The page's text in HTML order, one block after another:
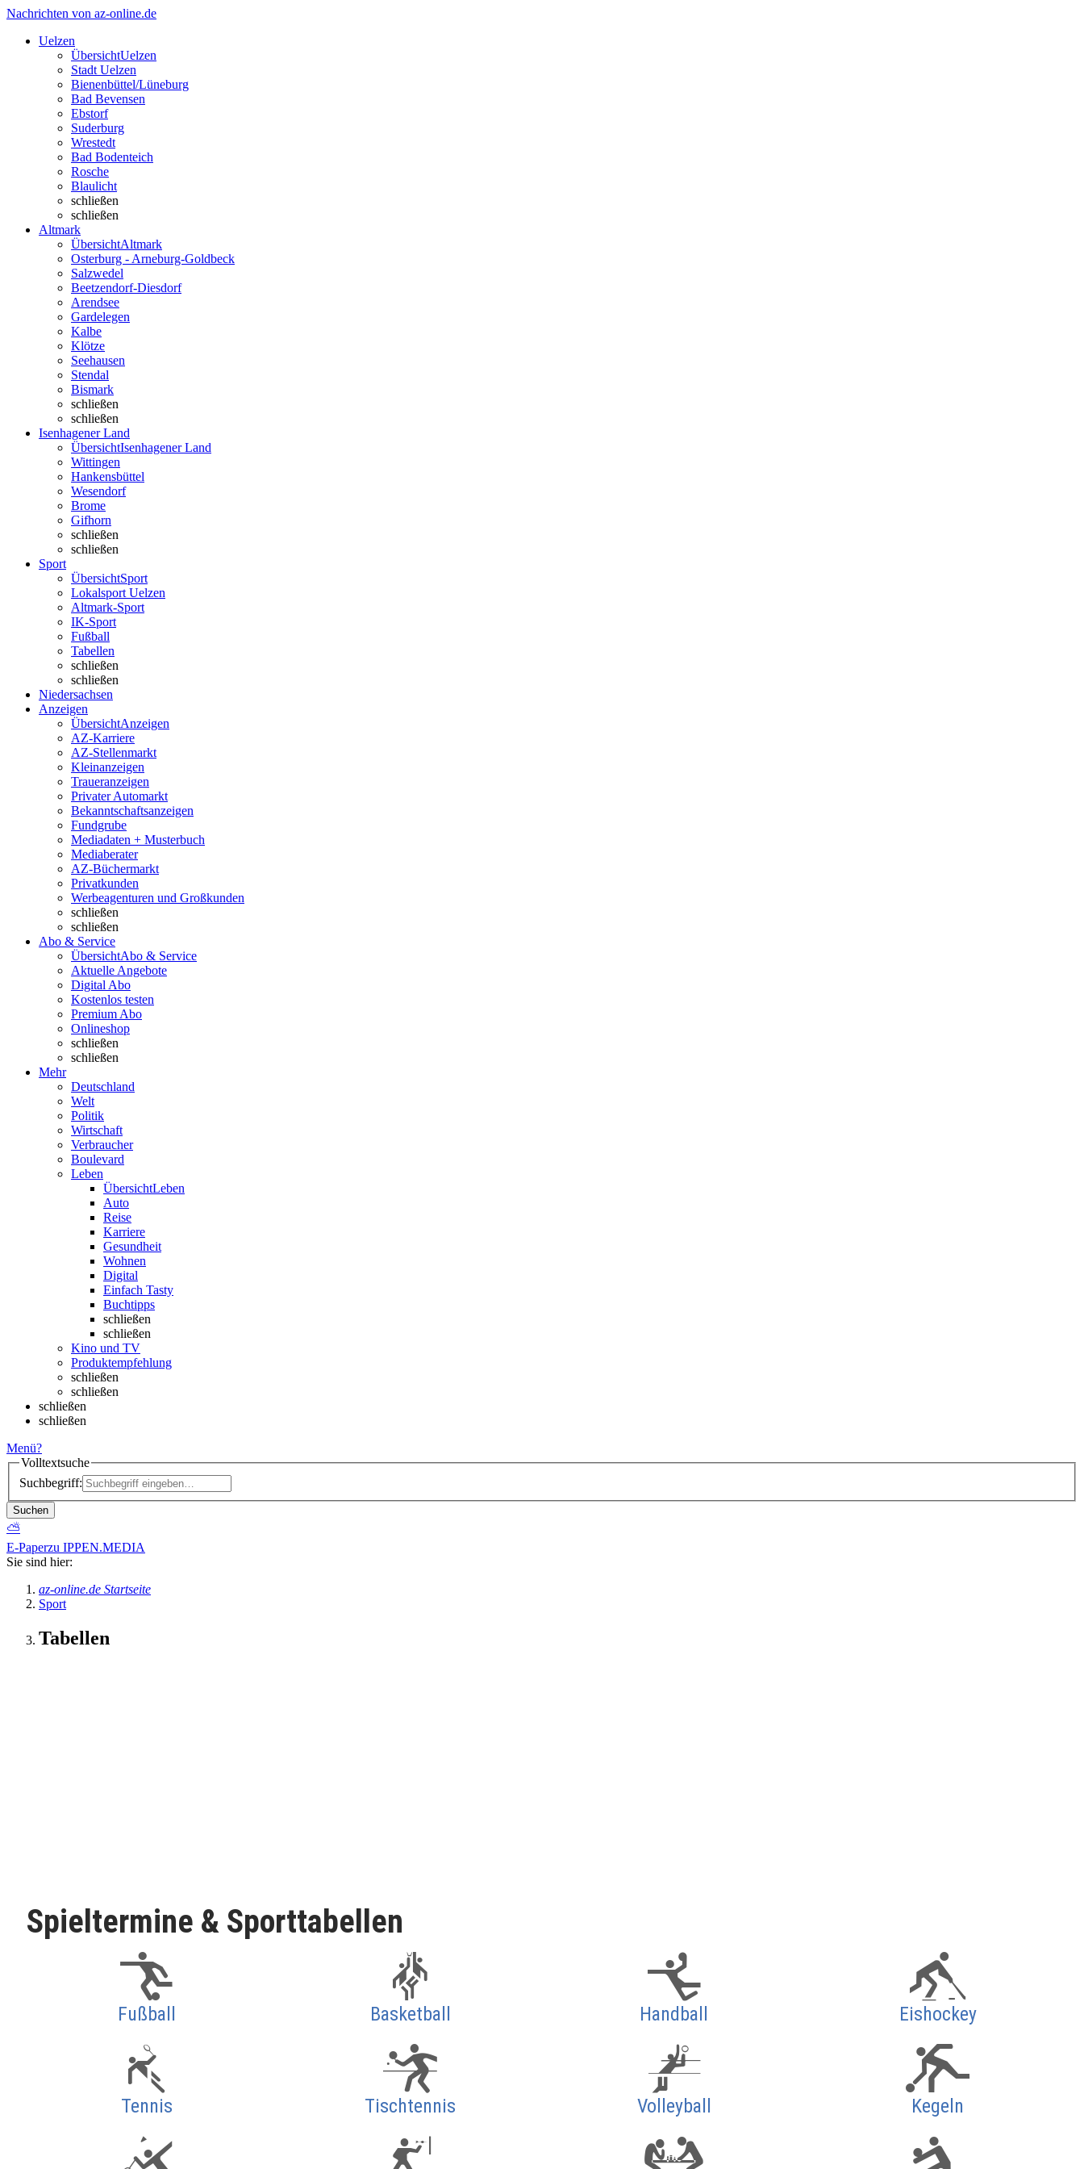
Nachrichten von az-online.de
Uelzen
ÜbersichtUelzen
Stadt Uelzen
Bienenbüttel/Lüneburg
Bad Bevensen
Ebstorf
Suderburg
Wrestedt
Bad Bodenteich
Rosche
Blaulicht
schließen
schließen
Altmark
ÜbersichtAltmark
Osterburg - Arneburg-Goldbeck
Salzwedel
Beetzendorf-Diesdorf
Arendsee
Gardelegen
Kalbe
Klötze
Seehausen
Stendal
Bismark
schließen
schließen
Isenhagener Land
ÜbersichtIsenhagener Land
Wittingen
Hankensbüttel
Wesendorf
Brome
Gifhorn
schließen
schließen
Sport
ÜbersichtSport
Lokalsport Uelzen
Altmark-Sport
IK-Sport
Fußball
Tabellen
schließen
schließen
Niedersachsen
Anzeigen
ÜbersichtAnzeigen
AZ-Karriere
AZ-Stellenmarkt
Kleinanzeigen
Traueranzeigen
Privater Automarkt
Bekanntschaftsanzeigen
Fundgrube
Mediadaten + Musterbuch
Mediaberater
AZ-Büchermarkt
Privatkunden
Werbeagenturen und Großkunden
schließen
schließen
Abo & Service
ÜbersichtAbo & Service
Aktuelle Angebote
Digital Abo
Kostenlos testen
Premium Abo
Onlineshop
schließen
schließen
Mehr
Deutschland
Welt
Politik
Wirtschaft
Verbraucher
Boulevard
Leben
ÜbersichtLeben
Auto
Reise
Karriere
Gesundheit
Wohnen
Digital
Einfach Tasty
Buchtipps
schließen
schließen
Kino und TV
Produktempfehlung
schließen
schließen
schließen
schließen
Menü?
Volltextsuche
Suchbegriff:
Suchen
⛅
E-Paperzu IPPEN.MEDIA
Sie sind hier:
az-online.de Startseite
Sport
Tabellen
Spieltermine & Sporttabellen
Fußball Basketball Handball Eishockey
Tennis Tischtennis Volleyball Kegeln